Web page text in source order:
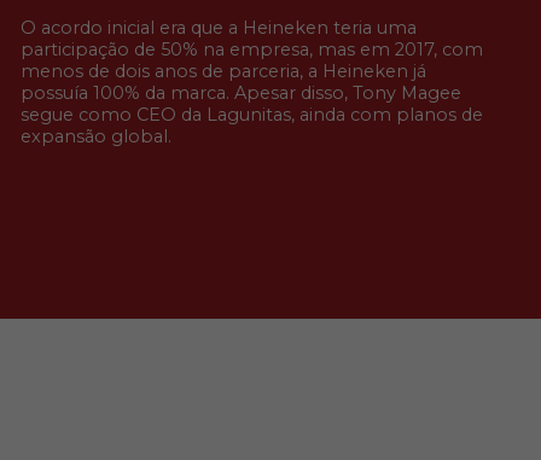
O acordo inicial era que a Heineken teria uma
participação de 50% na empresa, mas em 2017, com
menos de dois anos de parceria, a Heineken já
possuía 100% da marca. Apesar disso, Tony Magee
segue como CEO da Lagunitas, ainda com planos de
expansão global.